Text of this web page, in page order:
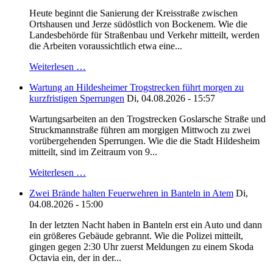
Heute beginnt die Sanierung der Kreisstraße zwischen
Ortshausen und Jerze südöstlich von Bockenem. Wie die
Landesbehörde für Straßenbau und Verkehr mitteilt, werden
die Arbeiten voraussichtlich etwa eine...
Weiterlesen …
Wartung an Hildesheimer Trogstrecken führt morgen zu
kurzfristigen Sperrungen Di, 04.08.2026 - 15:57
Wartungsarbeiten an den Trogstrecken Goslarsche Straße und
Struckmannstraße führen am morgigen Mittwoch zu zwei
vorübergehenden Sperrungen. Wie die die Stadt Hildesheim
mitteilt, sind im Zeitraum von 9...
Weiterlesen …
Zwei Brände halten Feuerwehren in Banteln in Atem Di,
04.08.2026 - 15:00
In der letzten Nacht haben in Banteln erst ein Auto und dann
ein größeres Gebäude gebrannt. Wie die Polizei mitteilt,
gingen gegen 2:30 Uhr zuerst Meldungen zu einem Skoda
Octavia ein, der in der...